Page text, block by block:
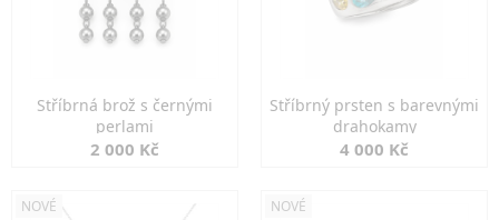
Stříbrná brož s černými
perlami
2 000 Kč
Stříbrný prsten s barevnými
drahokamy
4 000 Kč
NOVÉ NOVÉ